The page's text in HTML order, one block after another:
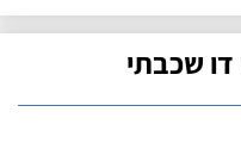
שכבתי